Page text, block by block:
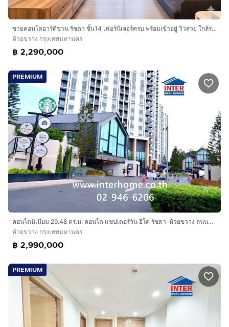
Regent’s International School Bangkok 1.9 กม.
รร.เซนต์ดอมินิก 4.4 กม.
มหาลัย มศว ประสานมิตร 5.5 กม.
รร.วัฒนาวิทยาลัย 6.5 กม.
การเดินทางสะดวก
-ไฟฟ้า MRT ศูนย์วัฒนธรรมแห่งประเทศไทย (1.5 กม.)
-รถไฟฟ้า MRT ห้วยขวาง (2.5 กม.)
-จุดขึ้น – ลงทางพิเศษศรีรัช
-ถนนประชาอุทิศ
-ถนนเทียนร่วมมิตร
บริษัท อินเตอร์โฮม เรียลตี้ เอสเตท จำกัด
Interhome Realty Estate
www.interhome.co.th
กดเพื่อดูเบอร์โทร xxxxxx206
https://www.interhome.co.th/propertydetail.php?
propcode=66318
ขายคอนโดอาร์ติซาน รัชดา ชั้น14 เฟอร์นิเจอร์ครบ พร้อมเข้าอยู่ วิวสวย ใกล้รถไฟฟ้า MRT ห้วยขวาง
ห้วยขวาง กรุงเทพมหานคร
฿ 2,290,000
PREMIUM
คอนโดมิเนียม 29.48 ตร.ม. คอนโด แชปเตอร์วัน อีโค รัชดา-ห้วยขวาง ถนนประชาอุทิศ ถนนเทียมร่วมมิตร เขตห้วยขวาง กรุงเทพมหานคร
ห้วยขวาง กรุงเทพมหานคร
฿ 2,990,000
PREMIUM